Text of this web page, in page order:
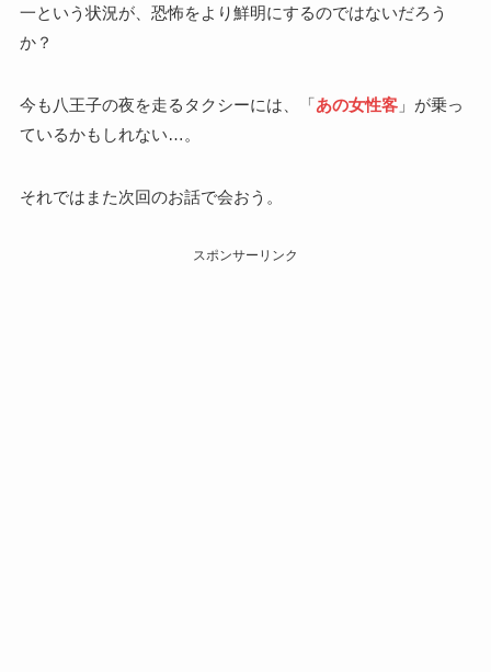
一という状況が、恐怖をより鮮明にするのではないだろう
か？
今も八王子の夜を走るタクシーには、「あの女性客」が乗っ
ているかもしれない…。
それではまた次回のお話で会おう。
スポンサーリンク